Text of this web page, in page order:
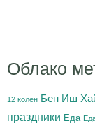
Облако
12 колен Бен Иш
праздники Еда